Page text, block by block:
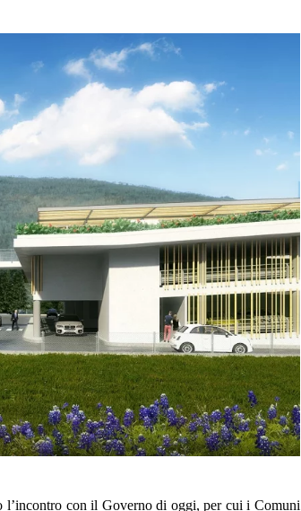
l’incontro con il Governo di oggi, per cui i Comuni